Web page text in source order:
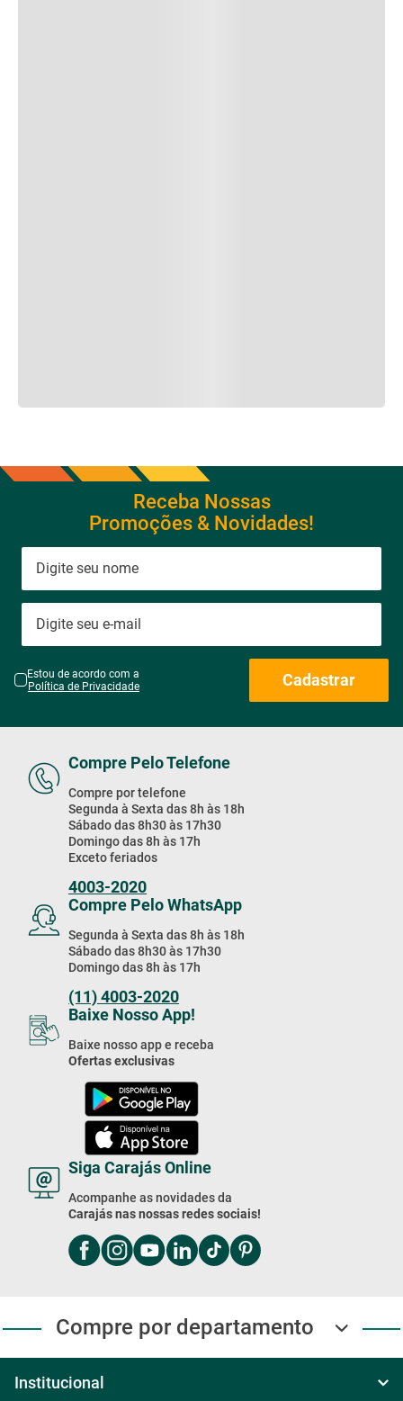
Receba Nossas
Promoções & Novidades!
Estou de acordo com a
Política de Privacidade
Cadastrar
Compre Pelo Telefone
Compre por telefone
Segunda à Sexta das 8h às 18h
Sábado das 8h30 às 17h30
Domingo das 8h às 17h
Exceto feriados
4003-2020
Compre Pelo WhatsApp
Segunda à Sexta das 8h às 18h
Sábado das 8h30 às 17h30
Domingo das 8h às 17h
(11) 4003-2020
Baixe Nosso App!
Baixe nosso app e receba
Ofertas exclusivas
Siga Carajás Online
Acompanhe as novidades da
Carajás nas nossas redes sociais!
Compre por departamento
Institucional